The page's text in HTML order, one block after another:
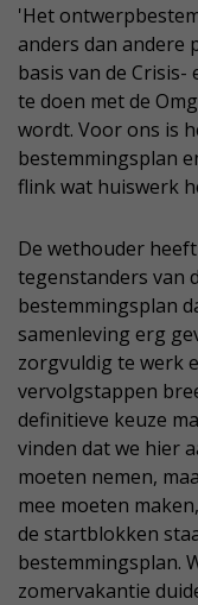
'Het
anders dan andere
basis van de
te doen met de
wordt. Voor ons is
bestemmingsplan
flink wat huiswerk
De wethouder
tegenstanders van
bestemmingsplan
samenleving erg
zorgvuldig te werk
vervolgstappen
definitieve keuze
vinden dat we hier
moeten nemen,
mee moeten
de startblokken
bestemmingsplan.
zomervakantie